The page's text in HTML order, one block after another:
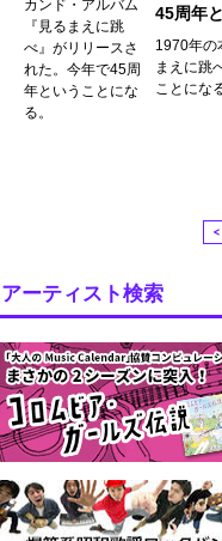
45周年
1970年の
まえに跳
ことにな
アーティスト検索